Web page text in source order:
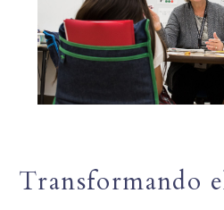
Transformando